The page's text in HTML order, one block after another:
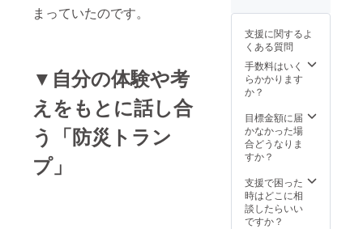
まっていたのです。
▼自分の体験や考
えをもとに話し合
う「防災トラン
プ」
を同封
させて
頂きま
す。 ま
た、防
災トラ
たワー
ク
ショッ
は別途
ご相
談） を
開発者
謝を
制作に
励みま
す。 無
事、制
後にお
手紙を
郵送さ
援者の
証明と
して、
Funder
ショッ
権」
✔「オ
フィ
シャル
介記事
作成」
======
======
==== お
返し品
説明
支援に関するよ
くある質問
手数料はいく
らかかります
か？
目標金額に届
かなかった場
合どうなりま
すか？
支援で困った
時はどこに相
談したらいい
ですか？